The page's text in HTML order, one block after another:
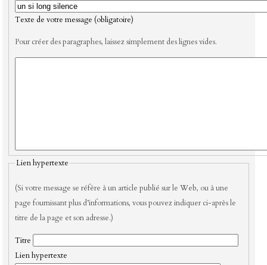
Texte de votre message (obligatoire)
Pour créer des paragraphes, laissez simplement des lignes vides.
Lien hypertexte
(Si votre message se réfère à un article publié sur le Web, ou à une
page fournissant plus d’informations, vous pouvez indiquer ci-après le
titre de la page et son adresse.)
Titre
Lien hypertexte